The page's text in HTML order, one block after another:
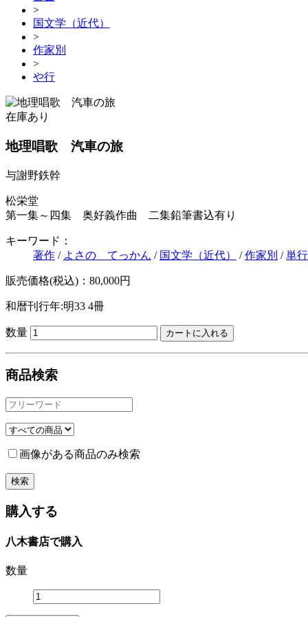
>
国文学（近代）
>
作家別
>
や行
在庫あり
地理唱歌 汽車の旅
与謝野鉄幹
松栄堂
第一集～四集 奥好義作曲 二集鉛筆書込有り
キーワード：
著作 / よさの てっかん / 国文学（近代） /作家別 /単
販売価格(税込)：80,000円
和暦刊行年:明33 4冊
数量
商品検索
画像がある商品のみ検索
購入する
八木書店で購入
数量